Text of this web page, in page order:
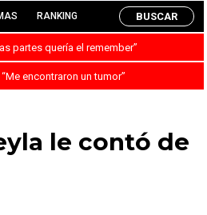
RANKING BUSCAR
partes quería el remember”
encontraron un tumor”
le contó de